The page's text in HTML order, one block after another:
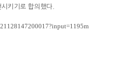
키기로 합의했다.